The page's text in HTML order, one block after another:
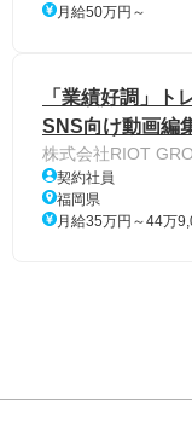
月給50万円～
「業績好調」ト
SNS向け動画編
株式会社RIOT
契約社員
福岡県
月給35万円～44万